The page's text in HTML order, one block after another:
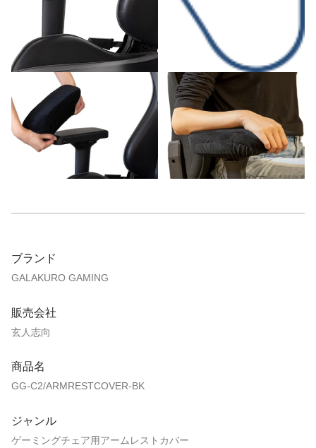
ブランド
GALAKURO GAMING
販売会社
玄人志向
商品名
GG-C2/ARMRESTCOVER-BK
ジャンル
ゲーミングチェア用アームレストカバー